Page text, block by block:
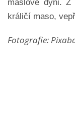
máslové dýni. Z
králičí maso,
Fotografie: